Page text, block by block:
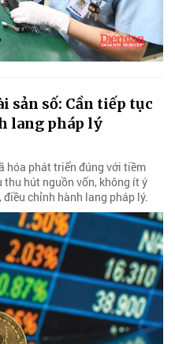
số: Cần tiếp tục
lang pháp lý
hóa phát triển đúng với tiềm
thu hút nguồn vốn, không ít ý
chỉnh hành lang pháp lý.